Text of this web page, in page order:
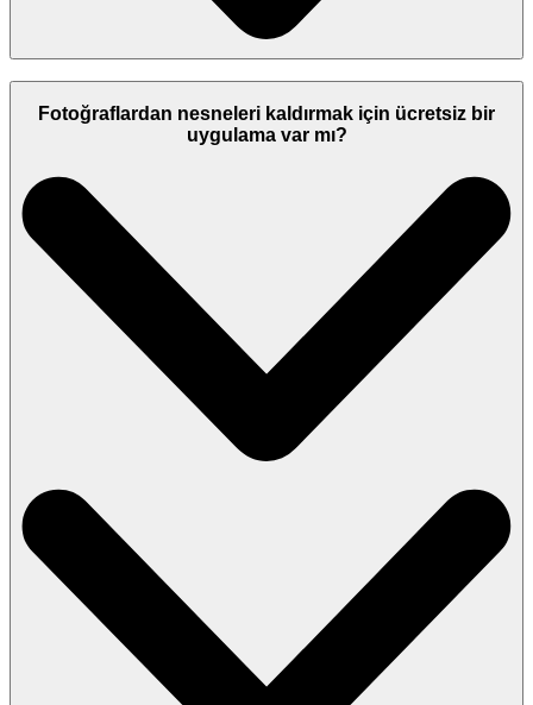
Fotoğraflardan nesneleri kaldırmak için ücretsiz bir
uygulama var mı?